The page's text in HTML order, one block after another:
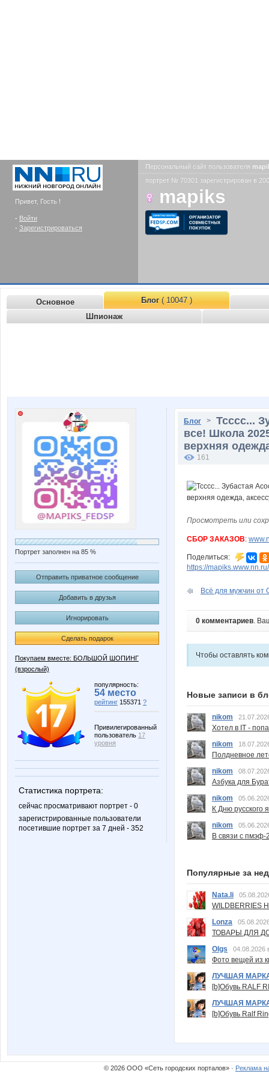
Привет, Гость !
- Войти
- Зарегистрироваться
Персональный сайт пользователя
портрет № 70301 зарегистрирован в
mapiks
Основное Блог( 10047 )
Шпионаж
Портрет заполнен на 85 %
Отправить приватное сообщение
Добавить в друзья
Игнорировать
Сделать подарок
Покупаем вместе: БОЛЬШОЙ ШОПИНГ
(взрослый)
популярность:
54 место
рейтинг 155371 ?
Привилегированный
пользователь 17
уровня
Статистика портрета:
сейчас просматривают портрет - 0
зарегистрированные пользователи
посетившие портрет за 7 дней - 352
Блог > Тсссс...
все! Школа
верхняя
161
Просмотреть или
СБОР ЗАКАЗОВ:
Поделиться:
https://mapiks.www.nn.ru/
Всё для мужчин от
0 комментариев.
Чтобы оставлять
Новые записи в
nikom
Хотел в IT -
nikom
Полдневное
nikom
Азбука для
nikom
К Дню русского
nikom
В связи с пмэф-
Популярные за
Nata.li
Lonza
ТОВАРЫ ДЛЯ
Olgs
04.08.2026
Фото вещей из
ЛУЧШАЯ
[b]Обувь RALF
ЛУЧШАЯ
[b]Обувь Ralf
© 2026 ООО «Сеть городских порталов» · Реклама